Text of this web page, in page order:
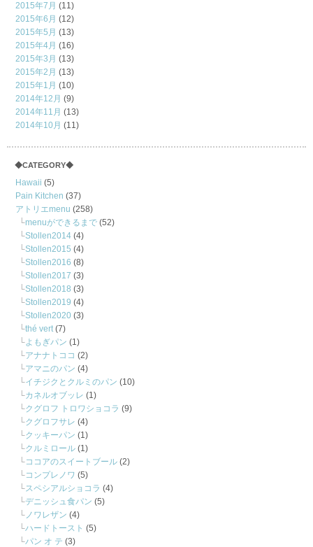
2015年7月 (11)
2015年6月 (12)
2015年5月 (13)
2015年4月 (16)
2015年3月 (13)
2015年2月 (13)
2015年1月 (10)
2014年12月 (9)
2014年11月 (13)
2014年10月 (11)
◆CATEGORY◆
Hawaii (5)
Pain Kitchen (37)
アトリエmenu (258)
menuができるまで (52)
Stollen2014 (4)
Stollen2015 (4)
Stollen2016 (8)
Stollen2017 (3)
Stollen2018 (3)
Stollen2019 (4)
Stollen2020 (3)
thé vert(7)
よもぎパン (1)
アナナトココ (2)
アマニのパン (4)
イチジクとクルミのパン (10)
カネルオブッレ (1)
クグロフ トロワショコラ (9)
クグロフサレ (4)
クッキーパン (1)
クルミロール (1)
ココアのスイートブール (2)
コンプレノワ (5)
スペシアルショコラ (4)
デニッシュ食パン (5)
ノワレザン (4)
ハードトースト (5)
パン オ テ (3)